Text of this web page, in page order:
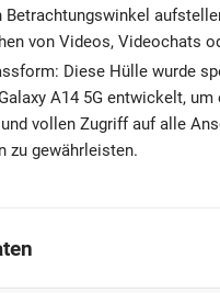
Betrachtungswinkel
von Videos, Videochats
Diese Hülle wurde
A14 5G entwickelt, um
vollen Zugriff auf alle
zu gewährleisten.